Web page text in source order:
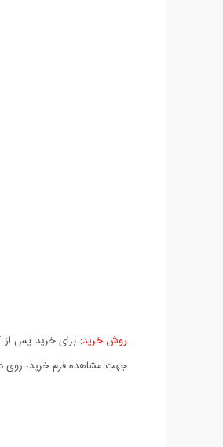
روش خرید: برای خرید پس از
جهت مشاهده فرم خرید، روی